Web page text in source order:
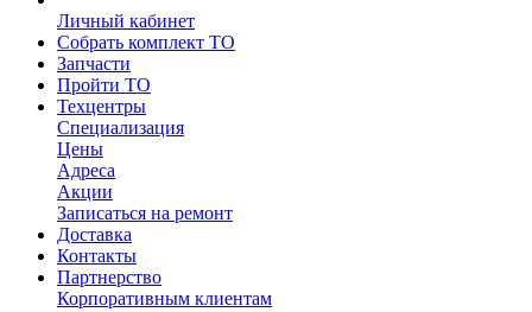
Личный кабинет
Собрать комплект ТО
Запчасти
Пройти ТО
Техцентры
Специализация
Цены
Адреса
Акции
Записаться на ремонт
Доставка
Контакты
Партнерство
Корпоративным клиентам